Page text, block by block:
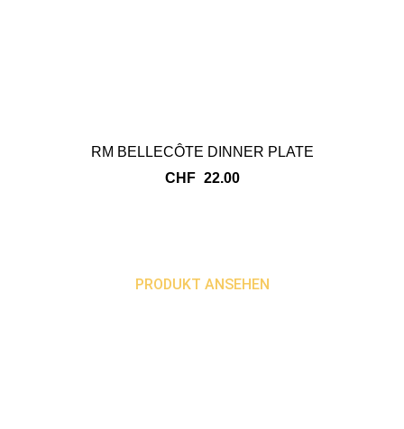
RM BELLECÔTE DINNER PLATE
CHF 22.00
PRODUKT ANSEHEN